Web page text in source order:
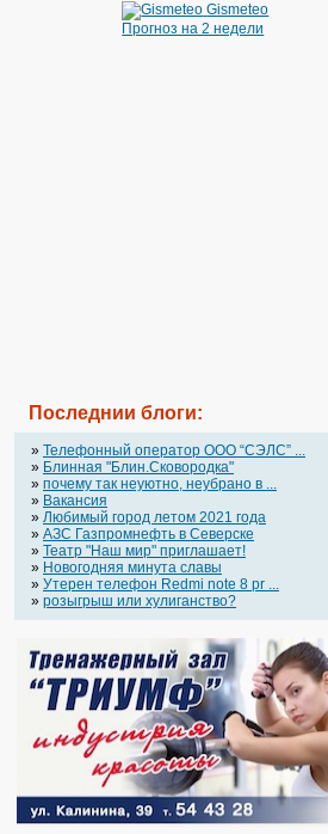
Gismeteo
Прогноз на 2 недели
Последнии блоги:
» Телефонный оператор OOO “СЭЛС” ...
» Блинная "Блин.Сковородка"
» почему так неуютно, неубрано в ...
» Вакансия
» Любимый город летом 2021 года
» АЗС Газпромнефть в Северске
» Театр "Наш мир" приглашает!
» Новогодняя минута славы
» Утерен телефон Redmi note 8 pr ...
» розыгрыш или хулиганство?